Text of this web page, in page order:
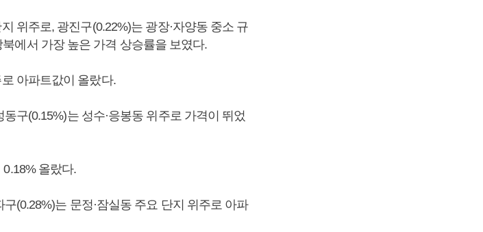
위주로, 광진구(0.22%)는 광장·자양동 중소 규
에서 가장 높은 가격 상승률을 보였다.
아파트값이 올랐다.
구(0.15%)는 성수·응봉동 위주로 가격이 뛰었
올랐다.
(0.28%)는 문정·잠실동 주요 단지 위주로 아파